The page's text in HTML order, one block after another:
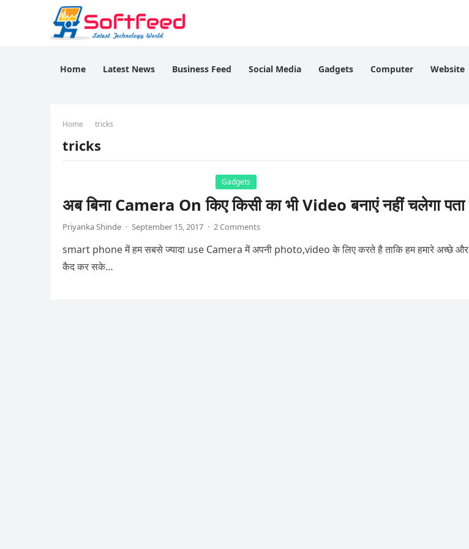
Home Latest News Business Feed Social Media Gadgets Computer Website
Home tricks
tricks
Gadgets
अब बिना Camera On किए किसी का भी Video बनाएं नहीं चलेगा पता
Priyanka Shinde · September 15, 2017 · 2 Comments
smart phone में हम सबसे ज्यादा use Camera में अपनी photo,video के लिए करते है ताकि हम हमारे अच्छे
कैद कर सके…